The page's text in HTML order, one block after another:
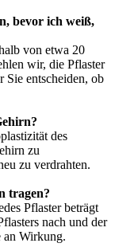
bevor ich weiß,
von etwa 20
wir, die Pflaster
Sie entscheiden, ob
des
zu
zu verdrahten.
tragen?
Pflaster beträgt
nach und der
an Wirkung.